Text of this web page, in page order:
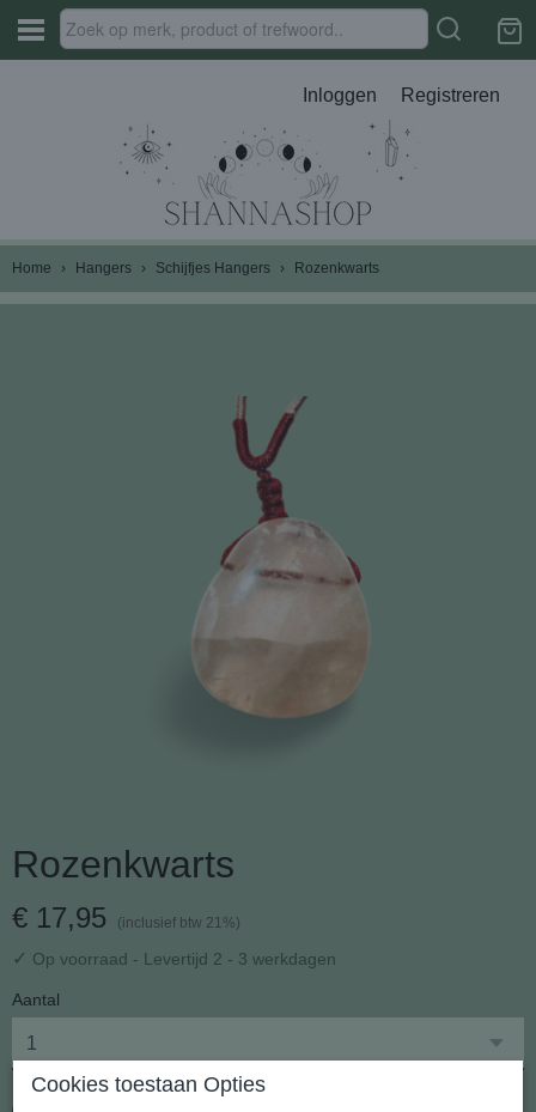
Inloggen Registreren
Home › Hangers › Schijfjes Hangers › Rozenkwarts
Rozenkwarts
€ 17,95 (inclusief btw 21%)
✓ Op voorraad - Levertijd 2 - 3 werkdagen
Aantal
Cookies toestaan Opties